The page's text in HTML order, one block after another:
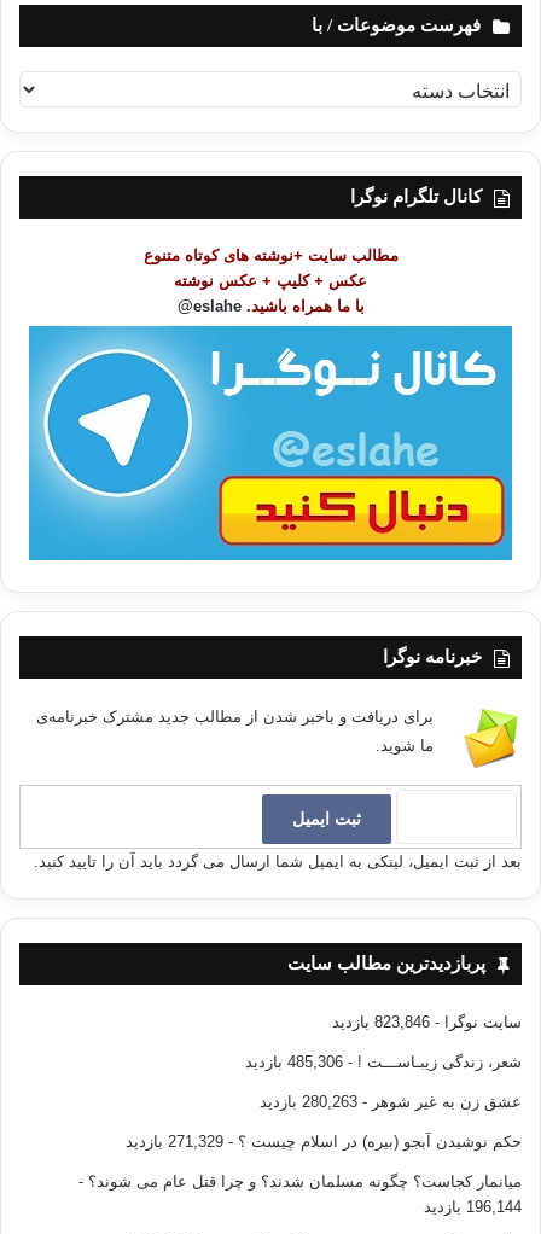
فهرست موضوعات / با
ه
ر
کانال تلگرام نوگرا
مطالب سایت +نوشته های کوتاه متنوع
عکس + کلیپ + عکس نوشته
با ما همراه باشید. eslahe@
خبرنامه نوگرا
برای دریافت و باخبر شدن از مطالب جدید مشترک خبرنامه‌ی
ما شوید.
بعد از ثبت ایمیل، لینکی به ایمیل شما ارسال می گردد باید آن را تایید کنید.
پربازدیدترین مطالب سایت
سایت نوگرا - 823,846 بازدید
شعر، زندگی زیبـاســـت ! - 485,306 بازدید
عشق زن به غیر شوهر - 280,263 بازدید
حکم نوشیدن آبجو (بیره) در اسلام چیست ؟ - 271,329 بازدید
میانمار کجاست؟ چگونه مسلمان شدند؟ و چرا قتل عام می شوند؟ -
196,144 بازدید